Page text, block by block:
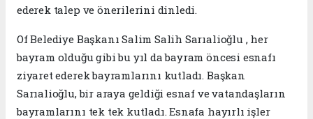
ederek talep ve önerilerini dinledi.
Of Belediye Başkanı Salim Salih Sarıalioğlu , her
bayram olduğu gibi bu yıl da bayram öncesi esnafı
ziyaret ederek bayramlarını kutladı. Başkan
Sarıalioğlu, bir araya geldiği esnaf ve vatandaşların
bayramlarını tek tek kutladı. Esnafa hayırlı işler